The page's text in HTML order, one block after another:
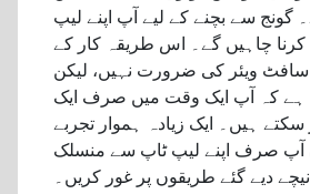
سے بچنے کے لیے آپ اپنے لیپ
کرنا چاہیں گے۔ اس طریقہ کار کے
ویئر کی ضرورت نہیں، لیکن
کہ آپ ایک وقت میں صرف ایک
ہیں۔ ایک زیادہ ہموار تجربے
آپ صرف اپنے لیپ ٹاپ سے منسلک